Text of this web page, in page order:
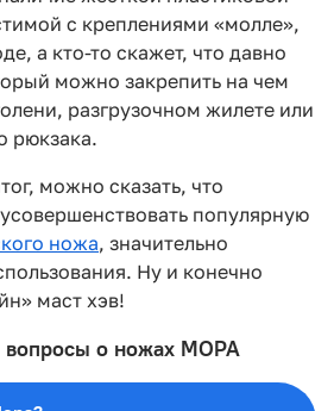
с креплениями «молле»,
а кто-то скажет, что давно
можно закрепить на чем
разгрузочном жилете или
рюкзака.
можно сказать, что
популярную
ножа, значительно
Ну и конечно
маст хэв!
вопросы о ножах МОРА